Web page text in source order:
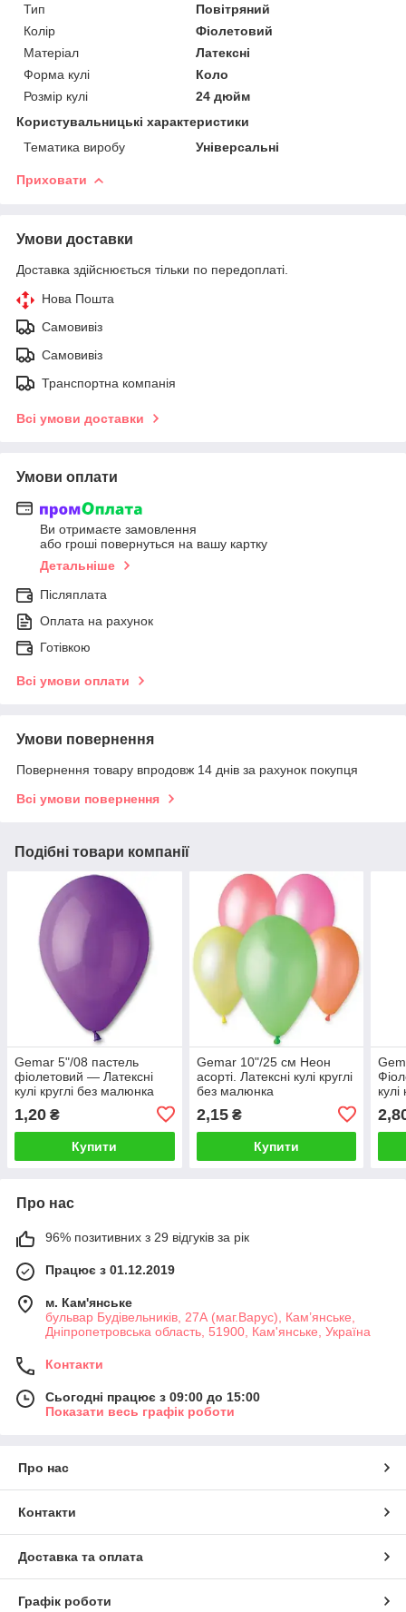
Тип
Повітряний
Колір
Фіолетовий
Матеріал
Латексні
Форма кулі
Коло
Розмір кулі
24 дюйм
Користувальницькі характеристики
Тематика виробу
Універсальні
Приховати
Умови доставки
Доставка здійснюється тільки по передоплаті.
Нова Пошта
Самовивіз
Самовивіз
Транспортна компанія
Всі умови доставки
Умови оплати
Ви отримаєте замовлення
або гроші повернуться на вашу картку
Детальніше
Післяплата
Оплата на рахунок
Готівкою
Всі умови оплати
Умови повернення
Повернення товару впродовж 14 днів за рахунок покупця
Всі умови повернення
Подібні товари компанії
Gemar 5"/08 пастель
фіолетовий — Латексні
кулі круглі без малюнка
1,20 ₴
Купити
Gemar 10"/25 см Неон
асорті. Латексні кулі круглі
без малюнка
2,15₴
Купити
Про нас
96% позитивних з 29 відгуків за рік
Працює з 01.12.2019
м. Кам'янське
бульвар Будівельників, 27А (маг.Варус), Кам’янське,
Дніпропетровська область, 51900, Кам'янське, Україна
Контакти
Сьогодні працює з 09:00 до 15:00
Показати весь графік роботи
Про нас
Контакти
Доставка та оплата
Графік роботи